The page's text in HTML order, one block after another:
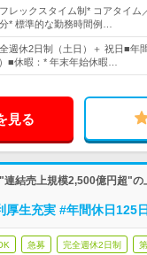
レックスタイム制* コアタイム
* 標準的な勤務時間例…
週休2日制（土日）＋ 祝日■年
■休暇：* 年末年始休暇…
見る
結売上規模2,500億円超"の
厚生充実 #年間休日
急募 完全週休2日制